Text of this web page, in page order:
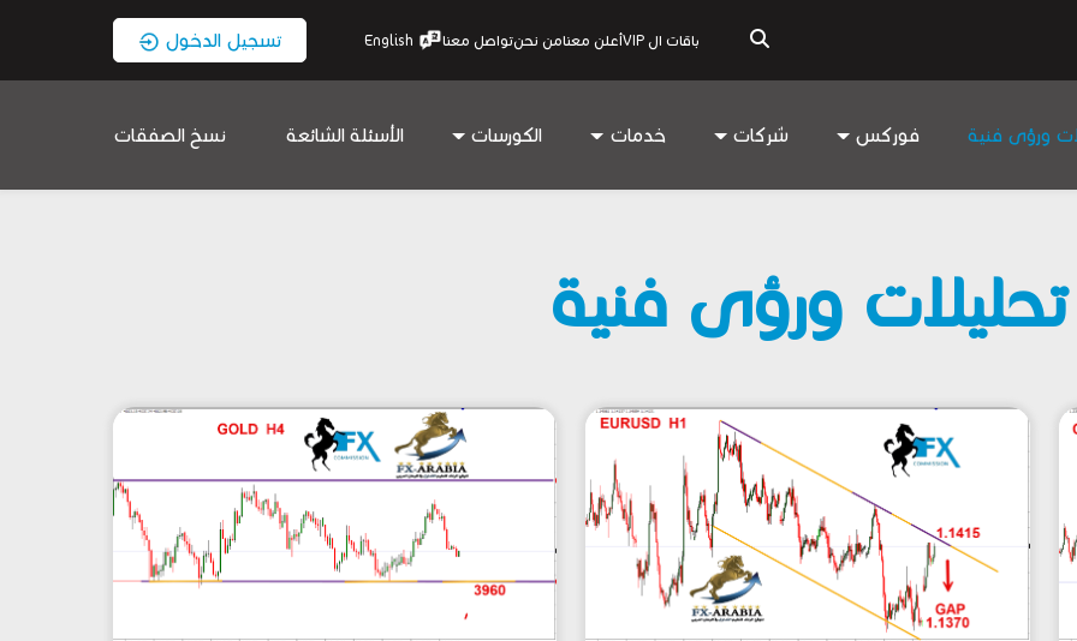
باقات ال VIP أعلن معنامن نحنتواصل معنا English تسجيل الدخول
ورؤى فنية فوركس شركات خدمات الكورسات الأسئلة الشائعة نسخ الصفقات
تحليلات ورؤى فنية